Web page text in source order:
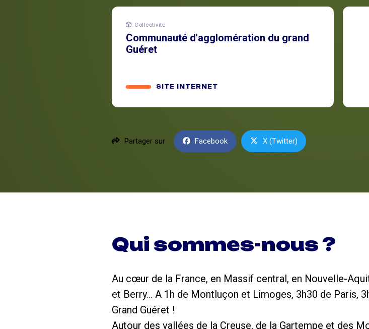
Collectivité
Communauté d'agglomération du grand
Guéret
SITE INTERNET
Partager sur Facebook X (Twitter)
Qui sommes-nous ?
Au cœur de la France, en Massif central, en Nouvelle-
et Berry… A 1h de Montluçon et Limoges, 3h30 de Paris,
Grand Guéret !
Autour des vallées de la Creuse, de la Gartempe et des